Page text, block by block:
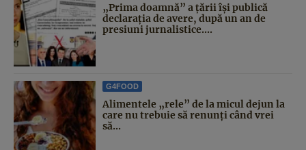
„Prima doamnă” a țării își publică
declarația de avere, după un an de
presiuni jurnalistice....
G4FOOD
Alimentele „rele” de la micul dejun la
care nu trebuie să renunți când vrei
să...